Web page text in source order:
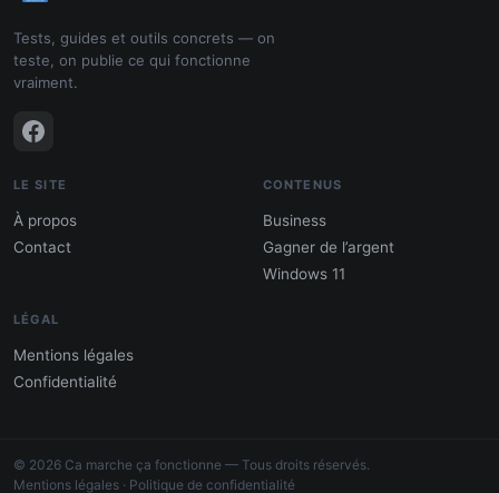
Tests, guides et outils concrets — on
teste, on publie ce qui fonctionne
vraiment.
LE SITE
À propos
Contact
CONTENUS
Business
Gagner de l’argent
Windows 11
LÉGAL
Mentions légales
Confidentialité
© 2026 Ca marche ça fonctionne — Tous droits réservés.
Mentions légales · Politique de confidentialité
l'argent
Gagne 300 € – 5 000 € / mois · Guide testé